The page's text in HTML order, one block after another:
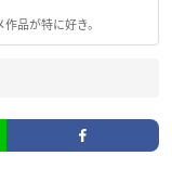
品が特に好き。